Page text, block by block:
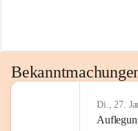
Di., 27.